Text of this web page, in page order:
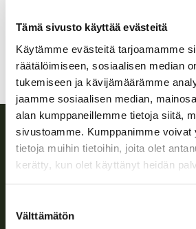
Tämä sivusto käyttää evästeitä
Käytämme evästeitä tarjoamamme
räätälöimiseen, sosiaalisen median
tukemiseen ja kävijämäärämme
jaamme sosiaalisen median,
alan kumppaneillemme tietoja siitä,
sivustoamme. Kumppanimme voivat
tietoja muihin tietoihin, joita olet
kerätty, kun olet käyttänyt heidän
valinta
Välttämätön
Suomen riistakeskus
Rannikko-Pohjanmaan alueille
Rannikko-Pohjanmaa
Suomen riistakeskus
toimeenpanosta sekä vastaa sille